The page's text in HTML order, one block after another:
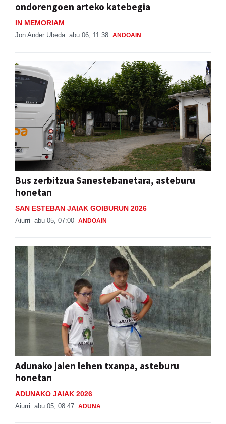
ondorengoen arteko katebegia
IN MEMORIAM
Jon Ander Ubeda abu 06, 11:38 ANDOAIN
Bus zerbitzua Sanestebanetara, asteburu
honetan
SAN ESTEBAN JAIAK GOIBURUN 2026
Aiurri abu 05, 07:00 ANDOAIN
Adunako jaien lehen txanpa, asteburu
honetan
ADUNAKO JAIAK 2026
Aiurri abu 05, 08:47 ADUNA